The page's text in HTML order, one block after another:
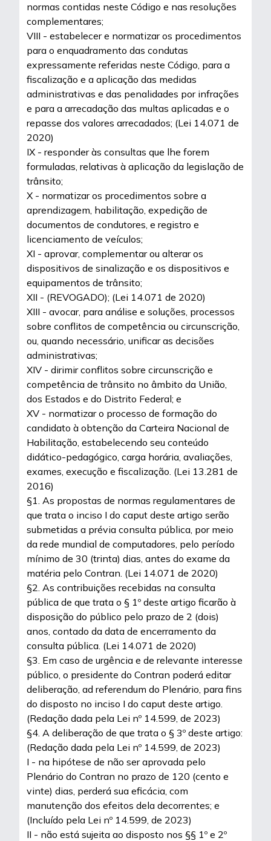
normas contidas neste Código e nas resoluções
complementares;
VIII - estabelecer e normatizar os procedimentos
para o enquadramento das condutas
expressamente referidas neste Código, para a
fiscalização e a aplicação das medidas
administrativas e das penalidades por infrações
e para a arrecadação das multas aplicadas e o
repasse dos valores arrecadados; (Lei 14.071 de
2020)
IX - responder às consultas que lhe forem
formuladas, relativas à aplicação da legislação de
trânsito;
X - normatizar os procedimentos sobre a
aprendizagem, habilitação, expedição de
documentos de condutores, e registro e
licenciamento de veículos;
XI - aprovar, complementar ou alterar os
dispositivos de sinalização e os dispositivos e
equipamentos de trânsito;
XII - (REVOGADO); (Lei 14.071 de 2020)
XIII - avocar, para análise e soluções, processos
sobre conflitos de competência ou circunscrição,
ou, quando necessário, unificar as decisões
administrativas;
XIV - dirimir conflitos sobre circunscrição e
competência de trânsito no âmbito da União,
dos Estados e do Distrito Federal; e
XV - normatizar o processo de formação do
candidato à obtenção da Carteira Nacional de
Habilitação, estabelecendo seu conteúdo
didático-pedagógico, carga horária, avaliações,
exames, execução e fiscalização. (Lei 13.281 de
2016)
§1. As propostas de normas regulamentares de
que trata o inciso I do caput deste artigo serão
submetidas a prévia consulta pública, por meio
da rede mundial de computadores, pelo período
mínimo de 30 (trinta) dias, antes do exame da
matéria pelo Contran. (Lei 14.071 de 2020)
§2. As contribuições recebidas na consulta
pública de que trata o § 1º deste artigo ficarão à
disposição do público pelo prazo de 2 (dois)
anos, contado da data de encerramento da
consulta pública. (Lei 14.071 de 2020)
§3. Em caso de urgência e de relevante interesse
público, o presidente do Contran poderá editar
deliberação, ad referendum do Plenário, para fins
do disposto no inciso I do caput deste artigo.
(Redação dada pela Lei nº 14.599, de 2023)
§4. A deliberação de que trata o § 3º deste artigo:
(Redação dada pela Lei nº 14.599, de 2023)
I - na hipótese de não ser aprovada pelo
Plenário do Contran no prazo de 120 (cento e
vinte) dias, perderá sua eficácia, com
manutenção dos efeitos dela decorrentes; e
(Incluído pela Lei nº 14.599, de 2023)
II - não está sujeita ao disposto nos §§ 1º e 2º